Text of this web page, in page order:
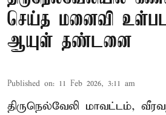
செய்த மனைவி உள்பட
ஆயுள் தண்டனை
Published on: 11 Feb 2026, 3:11 am
திருநெல்வேலி மாவட்டம்,